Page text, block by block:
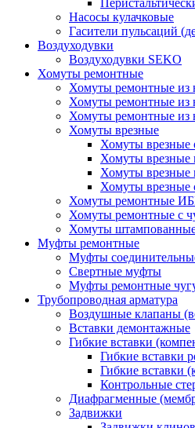
Насосы кулачковые
Гасители пульсаций
Воздуходувки
Воздуходувки SEKO
Хомуты ремонтные
Хомуты ремонтные из
Хомуты ремонтные из
Хомуты ремонтные из
Хомуты врезные
Хомуты врезные
Хомуты врезные
Хомуты врезные
Хомуты
Хомуты ремонтные
Хомуты ремонтные с
Хомуты
Муфты ремонтные
Муфты
Свертные муфты
Муфты ремонтные
Трубопроводная арматура
Воздушные клапаны
Вставки демонтажные
Гибкие вставки
Гибкие вставки
Гибкие вставки
Контрольные
Диафрагменные
Задвижки